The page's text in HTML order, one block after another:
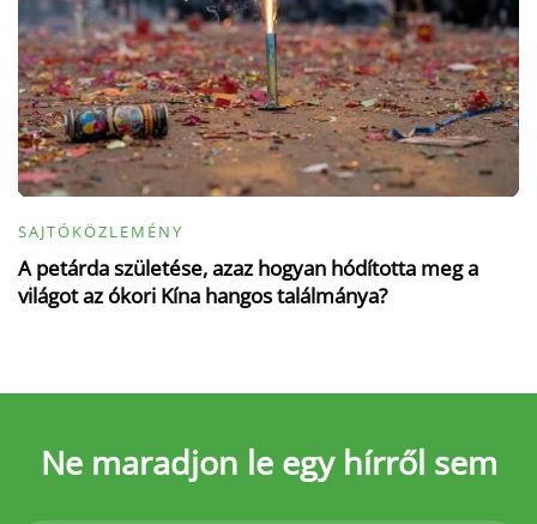
SAJTÓKÖZLEMÉNY
A petárda születése, azaz hogyan hódította meg a
világot az ókori Kína hangos találmánya?
Ne maradjon le egy hírről sem